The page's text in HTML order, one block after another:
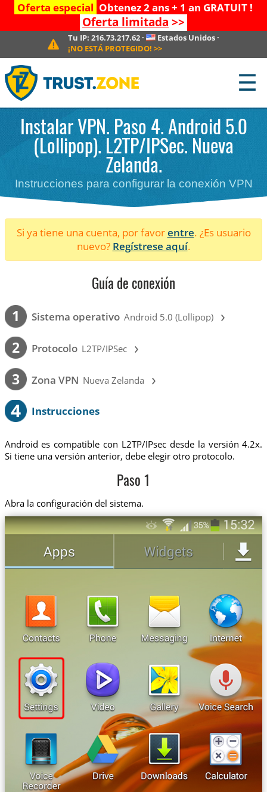
Oferta especial Obtenez 2 ans + 1 an GRATUIT !
Oferta limitada >>
Tu IP:216.73.217.62 · Estados Unidos·
¡NO ESTÁ PROTEGIDO! >>
☰
Instalar VPN. Paso 4. Android 5.0
(Lollipop). L2TP/IPSec. Nueva
Zelanda.
Instrucciones para configurar la conexión VPN
Si ya tiene una cuenta, por favorentre. ¿Es usuario
nuevo? Regístrese aquí.
Guía de conexión
1 Sistema operativo Android 5.0 (Lollipop) ›
2 Protocolo L2TP/IPSec ›
3 Zona VPN Nueva Zelanda ›
4 Instrucciones
Android es compatible con L2TP/IPsec desde la versión 4.2x.
Si tiene una versión anterior, debe elegir otro protocolo.
Paso 1
Abra la configuración del sistema.